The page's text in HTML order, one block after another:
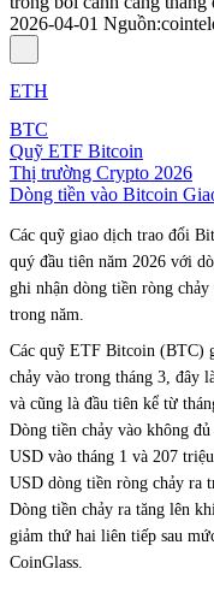
2026-04-01 Nguồn:
ETH
BTC
Quỹ ETF Bitcoin
Thị trường Crypto 2026
Dòng tiền vào Bitcoin
Các quỹ giao dịch trao đổi
quý đầu tiên năm 2026 với
ghi nhận dòng tiền ròng chảy
trong năm.
Các quỹ ETF Bitcoin (BTC)
chảy vào trong tháng 3, đây
và cũng là đầu tiên kể từ
Dòng tiền chảy vào không
USD vào tháng 1 và 207
USD dòng tiền ròng chảy ra
Dòng tiền chảy ra tăng lên
giảm thứ hai liên tiếp sau
CoinGlass.